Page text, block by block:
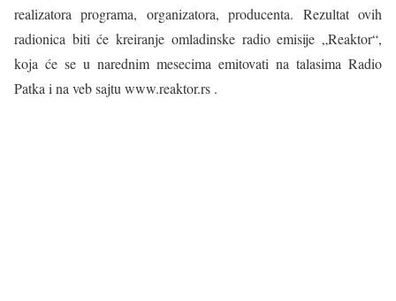
realizatora programa, organizatora, producenta. Rezultat ovih
radionica biti će kreiranje omladinske radio emisije „Reaktor“,
koja će se u narednim mesecima emitovati na talasima Radio
Patka i na veb sajtu www.reaktor.rs .